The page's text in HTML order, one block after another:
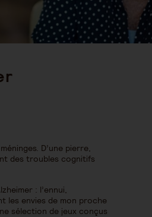
D’une pierre,
des troubles cognitifs
: l’ennui,
les envies de mon proche
sélection de jeux conçus